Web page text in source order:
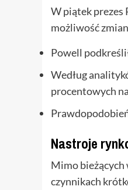
W piątek prezes
możliwość
Powell
Według
procentowych
Nastroje
Mimo bieżących
czynnikach